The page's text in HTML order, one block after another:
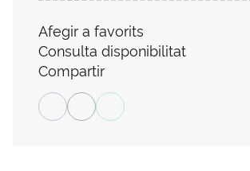
Afegir a favorits
Consulta disponibilitat
Compartir